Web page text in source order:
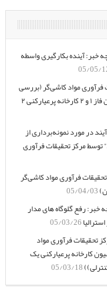
خبر: آینده بکارگیری واسطه
05/05/
مواد کاشی‌گر (بررسی
روند تعویض آسترهای آسیاهای نیمه خودشکن فاز ۱ و ۲ کارخانه پرعیارکنی ۲
در مورد نمونه‌برداری از
توسط مرکز تحقیقات فرآوری
فرآوری مواد کاشی‌گر
05/04/03
خبر: رفع گلوگاه های مدار
05/03/26
فرآوری مواد
کارخانه پرعیارکنی یک
05/03/18